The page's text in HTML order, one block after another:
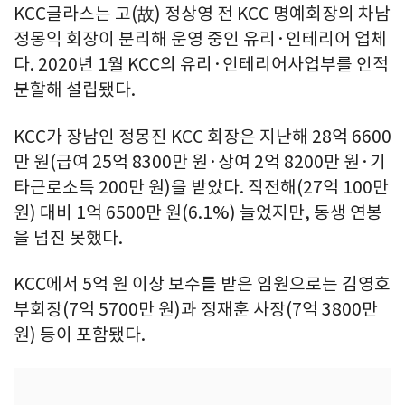
KCC글라스는 고(故) 정상영 전 KCC 명예회장의 차남
정몽익 회장이 분리해 운영 중인 유리·인테리어 업체
다. 2020년 1월 KCC의 유리·인테리어사업부를 인적
분할해 설립됐다.
KCC가 장남인 정몽진 KCC 회장은 지난해 28억 6600
만 원(급여 25억 8300만 원·상여 2억 8200만 원·기
타근로소득 200만 원)을 받았다. 직전해(27억 100만
원) 대비 1억 6500만 원(6.1%) 늘었지만, 동생 연봉
을 넘진 못했다.
KCC에서 5억 원 이상 보수를 받은 임원으로는 김영호
부회장(7억 5700만 원)과 정재훈 사장(7억 3800만
원) 등이 포함됐다.